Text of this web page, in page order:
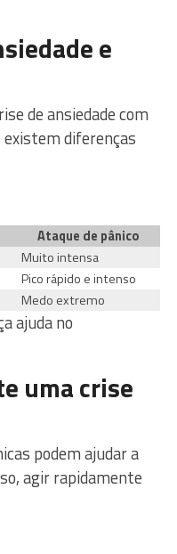
e
de ansiedade com
diferenças
Ataque de pânico
Muito intensa
Pico rápido e intenso
Medo extremo
ajuda no
uma crise
podem ajudar a
agir rapidamente